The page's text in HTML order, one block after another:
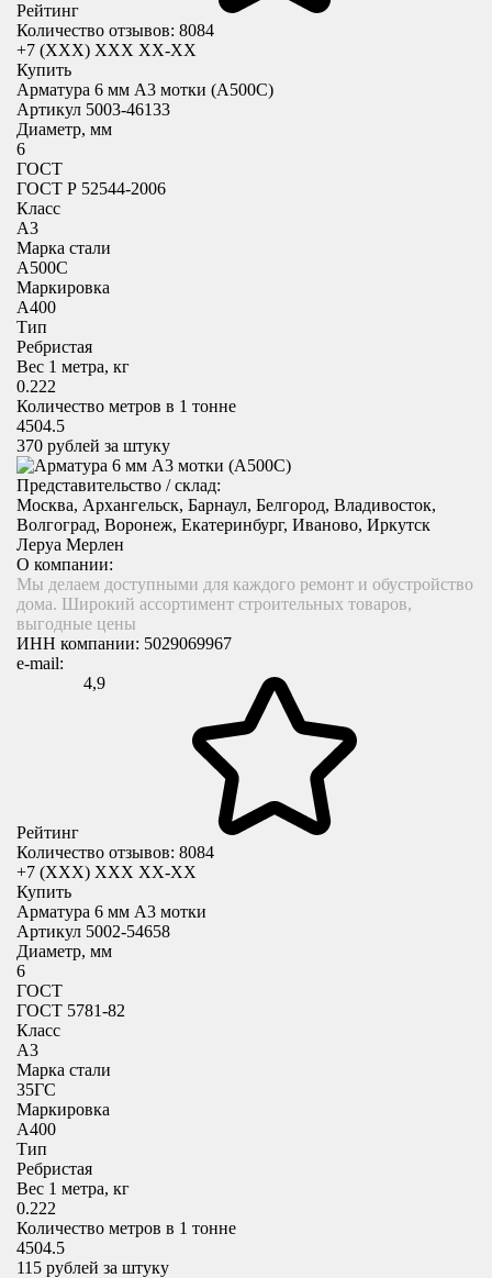
Рейтинг
Количество отзывов: 8084
+7 (XXX) ХХХ ХХ-ХХ
Купить
Арматура 6 мм А3 мотки (А500С)
Артикул 5003-46133
Диаметр, мм
6
ГОСТ
ГОСТ Р 52544-2006
Класс
А3
Марка стали
А500С
Маркировка
А400
Тип
Ребристая
Вес 1 метра, кг
0.222
Количество метров в 1 тонне
4504.5
370 рублей за штуку
Представительство / склад:
Москва, Архангельск, Барнаул, Белгород, Владивосток,
Волгоград, Воронеж, Екатеринбург, Иваново, Иркутск
Леруа Мерлен
О компании:
Мы делаем доступными для каждого ремонт и обустройство
дома. Широкий ассортимент строительных товаров,
выгодные цены
ИНН компании: 5029069967
e-mail:
Рейтинг
4,9
Количество отзывов: 8084
+7 (XXX) ХХХ ХХ-ХХ
Купить
Арматура 6 мм А3 мотки
Артикул 5002-54658
Диаметр, мм
6
ГОСТ
ГОСТ 5781-82
Класс
А3
Марка стали
35ГС
Маркировка
А400
Тип
Ребристая
Вес 1 метра, кг
0.222
Количество метров в 1 тонне
4504.5
115 рублей за штуку